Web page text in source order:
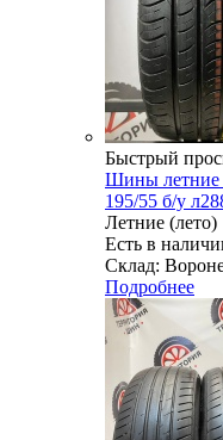
Быстрый
Шины летние
195/55 б/у
Летние (лето)
Есть в
Склад:
Подробнее